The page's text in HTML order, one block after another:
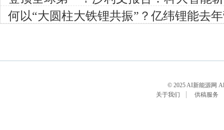
桩销量冠军
何以“大圆柱大铁锂共振”？亿纬锂能去
© 2025 AI新能源网
关于我们
供稿服务